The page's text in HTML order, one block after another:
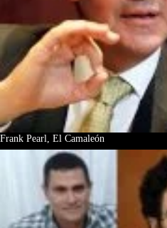
Frank Pearl, El Camaleón